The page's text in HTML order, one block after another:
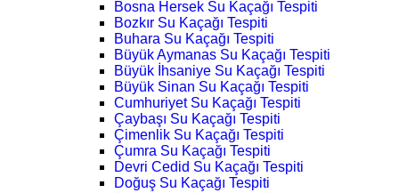
Bosna Hersek Su Kaçağı Tespiti
Bozkır Su Kaçağı Tespiti
Buhara Su Kaçağı Tespiti
Büyük Aymanas Su Kaçağı Tespiti
Büyük İhsaniye Su Kaçağı Tespiti
Büyük Sinan Su Kaçağı Tespiti
Cumhuriyet Su Kaçağı Tespiti
Çaybaşı Su Kaçağı Tespiti
Çimenlik Su Kaçağı Tespiti
Çumra Su Kaçağı Tespiti
Devri Cedid Su Kaçağı Tespiti
Doğuş Su Kaçağı Tespiti